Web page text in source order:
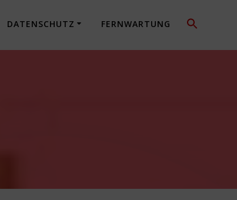
DATENSCHUTZ FERNWARTUNG